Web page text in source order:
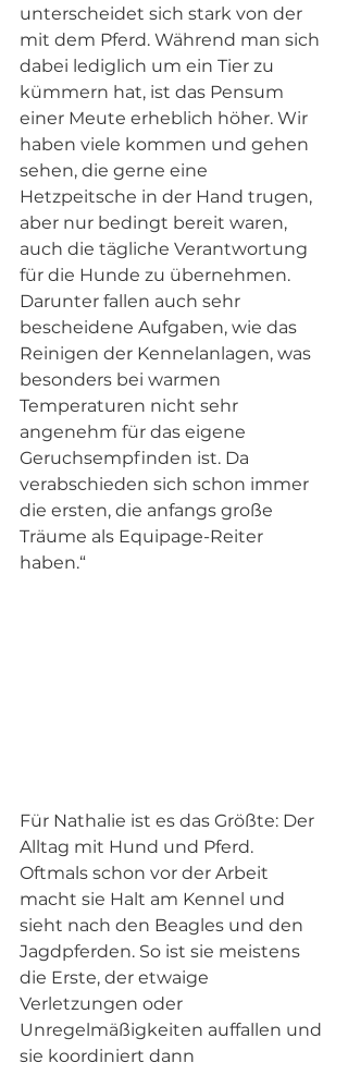
unterscheidet sich stark von der
mit dem Pferd. Während man sich
dabei lediglich um ein Tier zu
kümmern hat, ist das Pensum
einer Meute erheblich höher. Wir
haben viele kommen und gehen
sehen, die gerne eine
Hetzpeitsche in der Hand trugen,
aber nur bedingt bereit waren,
auch die tägliche Verantwortung
für die Hunde zu übernehmen.
Darunter fallen auch sehr
bescheidene Aufgaben, wie das
Reinigen der Kennelanlagen, was
besonders bei warmen
Temperaturen nicht sehr
angenehm für das eigene
Geruchsempfinden ist. Da
verabschieden sich schon immer
die ersten, die anfangs große
Träume als Equipage-Reiter
haben.“
Für Nathalie ist es das Größte: Der
Alltag mit Hund und Pferd.
Oftmals schon vor der Arbeit
macht sie Halt am Kennel und
sieht nach den Beagles und den
Jagdpferden. So ist sie meistens
die Erste, der etwaige
Verletzungen oder
Unregelmäßigkeiten auffallen und
sie koordiniert dann